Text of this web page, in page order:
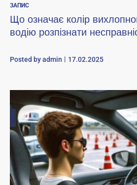
ЗАПИС
Що означає колір
водію розпізнати
Posted byadmin 17.02.2025